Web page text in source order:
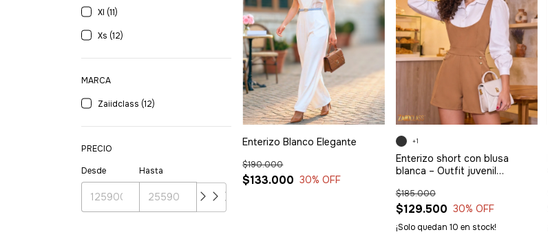
Xl (11)
Xs (12)
MARCA
Zaiidclass (12)
PRECIO
Desde
Hasta
Enterizo Blanco Elegante
$133.000
$190.000
30% OFF
Enterizo short con blusa
blanca – Outfit juvenil
$129.500
$185.000
30% OFF
¡Solo quedan 10 en stock!
+1